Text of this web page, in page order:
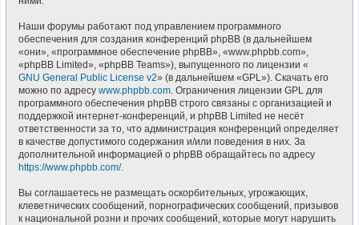
Наши форумы работают под управлением программного
обеспечения для создания конференций phpBB (в дальнейшем
«они», «программное обеспечение phpBB», «www.phpbb.com»,
«phpBB Limited», «phpBB Teams»), выпущенного по лицензии «
GNU General Public License v2» (в дальнейшем «GPL»). Скачать его
можно по адресу www.phpbb.com. Ограничения лицензии GPL для
программного обеспечения phpBB строго связаны с организацией и
поддержкой интернет-конференций, и phpBB Limited не несёт
ответственности за то, что администрация конференций определяет
в качестве допустимого содержания и/или поведения в них. За
дополнительной информацией о phpBB обращайтесь по адресу
https://www.phpbb.com/.
Вы соглашаетесь не размещать оскорбительных, угрожающих,
клеветнических сообщений, порнографических сообщений, призывов
к национальной розни и прочих сообщений, которые могут нарушить